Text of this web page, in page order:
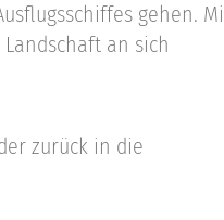
gehen.
an sich
zurück in die